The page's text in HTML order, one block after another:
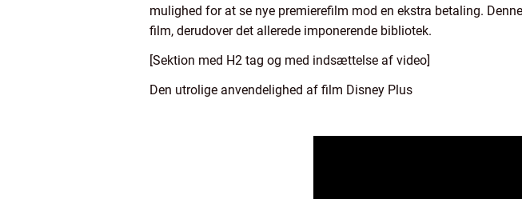
mulighed for at se nye premierefilm mod en ekstra betaling.
film, derudover det allerede imponerende bibliotek.
[Sektion med H2 tag og med indsættelse af video]
Den utrolige anvendelighed af film Disney Plus